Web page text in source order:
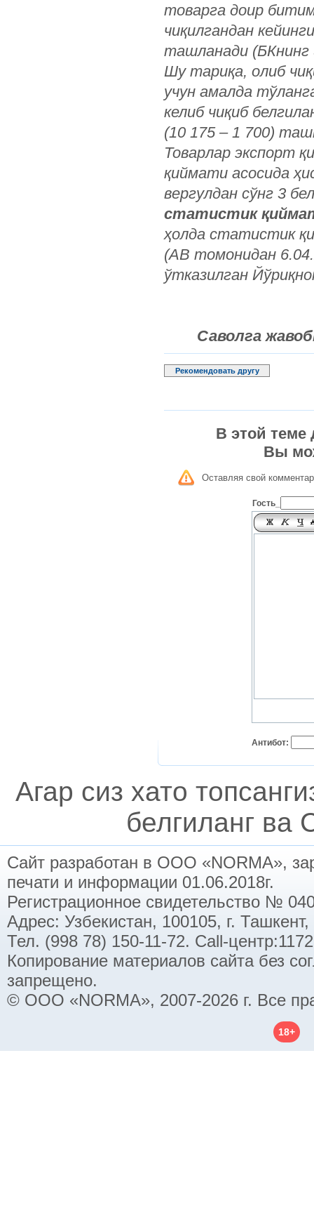
товарга доир
чиқилгандан кейинги
ташланади (БКнинг
Шу тариқа, олиб
учун амалда
келиб чиқиб
(10 175 – 1 700)
Товарлар экспорт
қиймати асосида
вергулдан сўнг 3
статистик
ҳолда статистик
(АВ томонидан
ўтказилган
Саволга
Рекомендовать другу
В этой теме
Вы
Оставляя свой
Гость_
Антибот:
Агар сиз хато
белгиланг ва
Сайт разработан в ООО «NORMA»,
печати и информации 01.06.2018г.
Регистрационное свидетельство №
Адрес: Узбекистан, 100105, г.
Тел. (998 78) 150-11-72. Call-
Копирование материалов сайта без
запрещено.
© ООО «NORMA», 2007-2026 г. Все
18+